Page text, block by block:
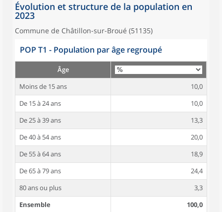
Évolution et structure de la population en
2023
Commune de Châtillon-sur-Broué (51135)
POP T1 - Population par âge regroupé
Âge
Moins de 15 ans
10,0
De 15 à 24 ans
10,0
De 25 à 39 ans
13,3
De 40 à 54 ans
20,0
De 55 à 64 ans
18,9
De 65 à 79 ans
24,4
80 ans ou plus
3,3
Ensemble
100,0